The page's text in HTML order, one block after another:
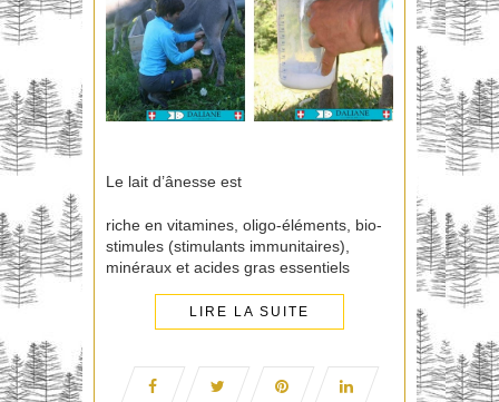
Le lait d’ânesse est
riche en vitamines, oligo-éléments, bio-
stimules (stimulants immunitaires),
minéraux et acides gras essentiels
LIRE LA SUITE